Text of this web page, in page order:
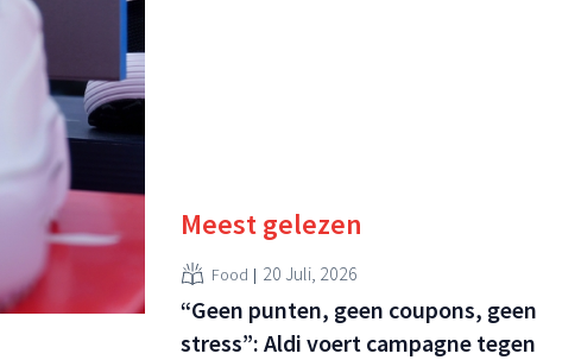
Meest gelezen
Food 20 Juli, 2026
“Geen punten, geen coupons, geen
stress”: Aldi voert campagne tegen